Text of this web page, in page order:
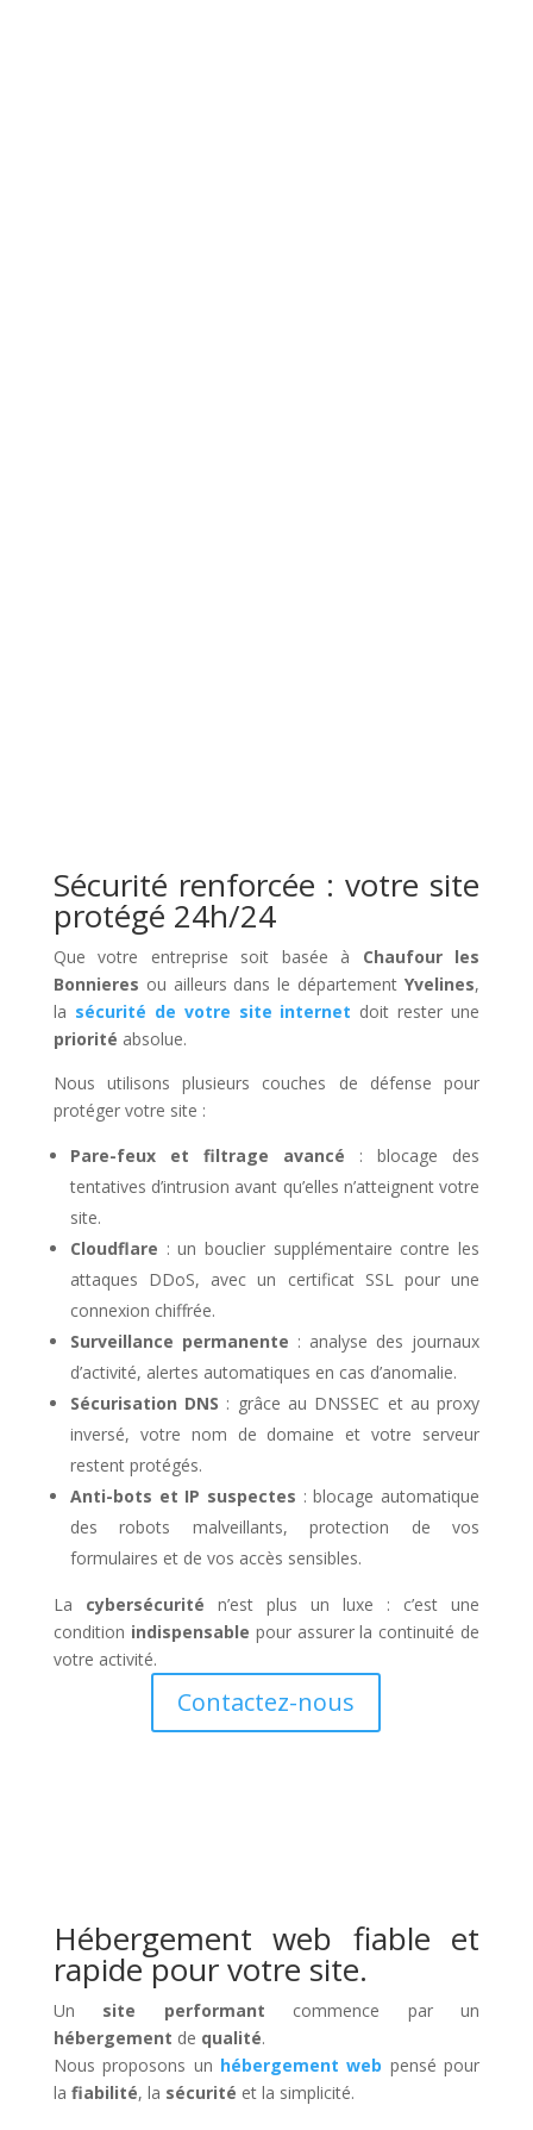
Sécurité renforcée : votre site
protégé 24h/24
Que votre entreprise soit basée à Chaufour les
Bonnieres ou ailleurs dans le départementYvelines,
la sécurité de votre site internet doit rester une
priorité absolue.
Nous utilisons plusieurs couches de défense pour
protéger votre site :
Pare-feux et filtrage avancé : blocage des
tentatives d’intrusion avant qu’elles n’atteignent votre
site.
Cloudflare : un bouclier supplémentaire contre les
attaques DDoS, avec un certificat SSL pour une
connexion chiffrée.
Surveillance permanente : analyse des journaux
d’activité, alertes automatiques en cas d’anomalie.
Sécurisation DNS : grâce au DNSSEC et au proxy
inversé, votre nom de domaine et votre serveur
restent protégés.
Anti-bots et IP suspectes : blocage automatique
des robots malveillants, protection de vos
formulaires et de vos accès sensibles.
La cybersécurité n’est plus un luxe : c’est une
condition indispensable pour assurer la continuité de
votre activité.
Contactez-nous
Hébergement web fiable et
rapide pour votre site.
Un site performant commence par un
hébergement de qualité.
Nous proposons un hébergement web pensé pour
la fiabilité, la sécurité et la simplicité.